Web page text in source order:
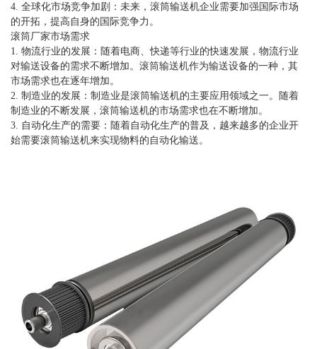
4. 全球化市场竞争加剧：未来，滚筒输送机企业需要加强国际市场
的开拓，提高自身的国际竞争力。
滚筒厂家市场需求
1. 物流行业的发展：随着电商、快递等行业的快速发展，物流行业
对输送设备的需求不断增加。滚筒输送机作为输送设备的一种，其
市场需求也在逐年增加。
2. 制造业的发展：制造业是滚筒输送机的主要应用领域之一。随着
制造业的不断发展，滚筒输送机的市场需求也在不断增加。
3. 自动化生产的需要：随着自动化生产的普及，越来越多的企业开
始需要滚筒输送机来实现物料的自动化输送。